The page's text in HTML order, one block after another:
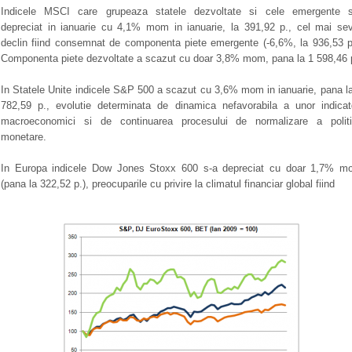
Indicele MSCI care grupeaza statele dezvoltate si cele emergente
depreciat in ianuarie cu 4,1% mom in ianuarie, la 391,92 p., cel mai
declin fiind consemnat de componenta piete emergente (-6,6%, la 936,53
Componenta piete dezvoltate a scazut cu doar 3,8% mom, pana la 1 598,46
In Statele Unite indicele S&P 500 a scazut cu 3,6% mom in ianuarie, pana
782,59 p., evolutie determinata de dinamica nefavorabila a unor
macroeconomici si de continuarea procesului de normalizare a
monetare.
In Europa indicele Dow Jones Stoxx 600 s-a depreciat cu doar 1,7%
(pana la 322,52 p.), preocuparile cu privire la climatul financiar global fiind